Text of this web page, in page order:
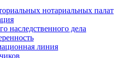
нотариальных палат
наследственного дела
линия